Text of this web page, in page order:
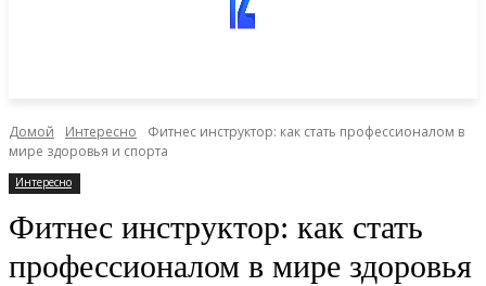
Домой Интересно
Фитнес инструктор: как стать профессионалом в
мире здоровья и спорта
Интересно
Фитнес инструктор: как стать
профессионалом в мире здоровья